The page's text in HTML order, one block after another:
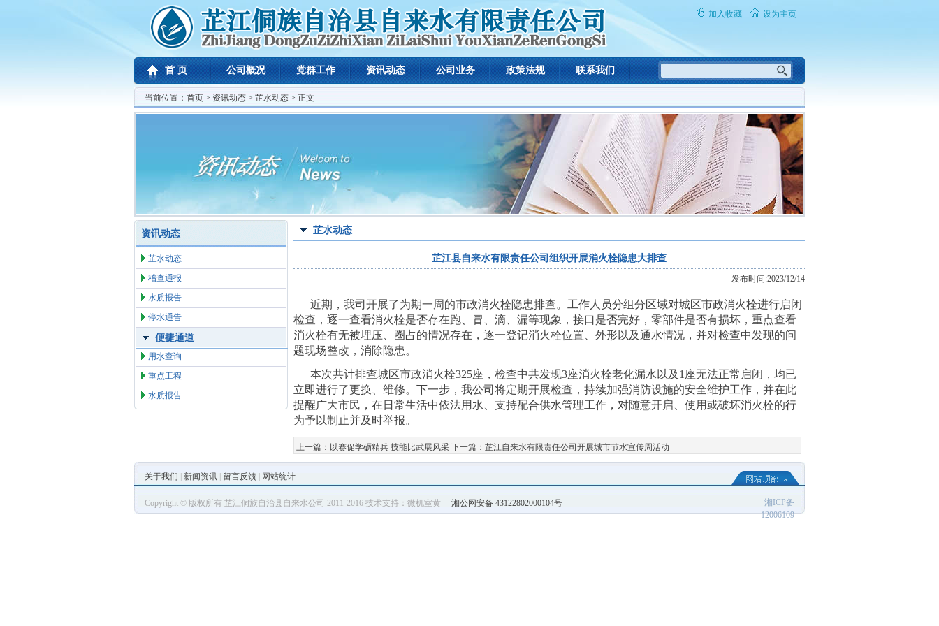
设为主页
加入收藏
首 页 公司概况 党群工作 资讯动态 公司业务 政策法规 联系我们
当前位置： 首页 > 资讯动态 > 芷水动态 > 正文
资讯动态
芷水动态
稽查通报
水质报告
停水通告
便捷通道
用水查询
重点工程
水质报告
芷水动态
芷江县自来水有限责任公司组织开展消火栓隐患大排查
发布时间:2023/12/14
近期，我司开展了为期一周的市政消火栓隐患排查。工作人员分组分区域对城区市政消火栓进行启闭
检查，逐一查看消火栓是否存在跑、冒、滴、漏等现象，接口是否完好，零部件是否有损坏，重点查看
消火栓有无被埋压、圈占的情况存在，逐一登记消火栓位置、外形以及通水情况，并对检查中发现的问
题现场整改，消除隐患。
本次共计排查城区市政消火栓325座，检查中共发现3座消火栓老化漏水以及1座无法正常启闭，均已
立即进行了更换、维修。下一步，我公司将定期开展检查，持续加强消防设施的安全维护工作，并在此
提醒广大市民，在日常生活中依法用水、支持配合供水管理工作，对随意开启、使用或破坏消火栓的行
为予以制止并及时举报。
上一篇： 以赛促学砺精兵 技能比武展风采 下一篇： 芷江自来水有限责任公司开展城市节水宣传周活动
关于我们 新闻资讯 留言反馈 网站统计
Copyright © 版权所有 芷江侗族自治县自来水公司 2011-2016 技术支持：微机室黄 湘公网安备 43122802000104号
湘ICP备
12006109